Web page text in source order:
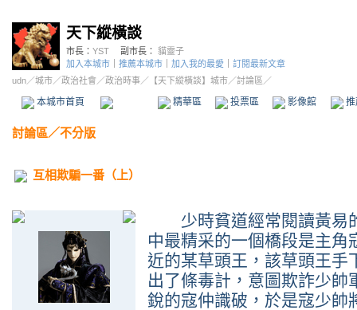
天下縱橫談
市長： YST 副市長： 貓靈子
加入本城市
推薦本城市 加入我的最愛
訂閱最新文章
udn／城市／政治社會 ／政治時事／ 【天下縱橫談】城市／討論區／
本城市首頁 精華區 投票區 影像館
討論區／不分版
互相欺騙一番（上）
少時貧道經常閱讀黃易
中最精采的一個橋段是主角
近的某草頭王，該草頭王手
出了條毒計，意圖欺詐少帥
銳的寇仲識破，於是寇少帥